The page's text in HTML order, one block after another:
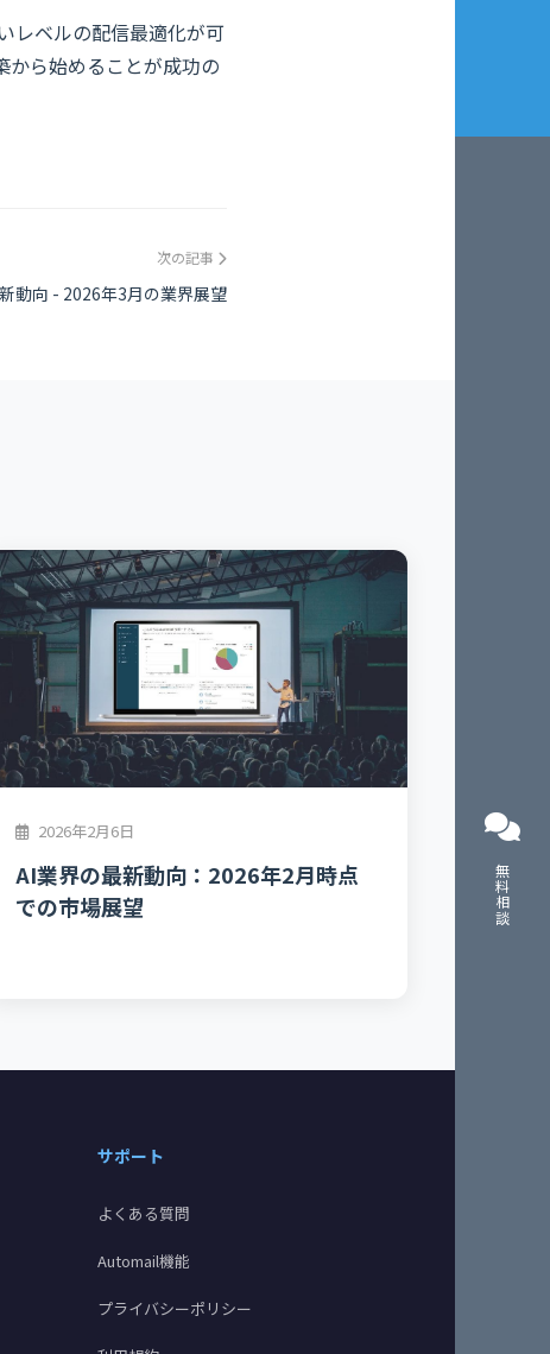
無料相談
レベルの配信最適化が可
から始めることが成功の
次の記事
動向 - 2026年3月の業界展望
2026年2月6日
AI業界の最新動向：2026年2月時点
での市場展望
サポート
よくある質問
Automail機能
プライバシーポリシー